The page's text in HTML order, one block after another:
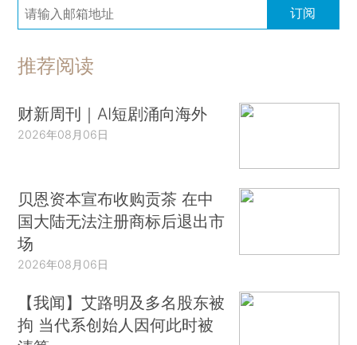
订阅
推荐阅读
财新周刊｜AI短剧涌向海外
2026年08月06日
贝恩资本宣布收购贡茶 在中
国大陆无法注册商标后退出市
场
2026年08月06日
【我闻】艾路明及多名股东被
拘 当代系创始人因何此时被